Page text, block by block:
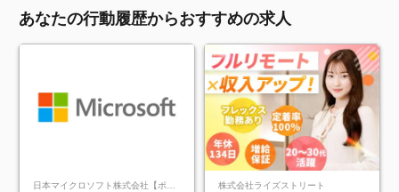
あなたの行動履歴からおすすめの求人
日本マイクロソフト株式会社【ポジションマッチ登録】 株式会社ライズストリート